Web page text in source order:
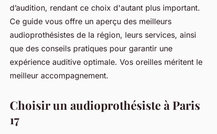
fabienne•25 mars 2025 •4 min de lecture
d’audition, rendant ce choix d'autant plus important.
Ce guide vous offre un aperçu des meilleurs
audioprothésistes de la région, leurs services, ainsi
que des conseils pratiques pour garantir une
expérience auditive optimale. Vos oreilles méritent le
meilleur accompagnement.
Choisir un audioprothésiste à Paris
17